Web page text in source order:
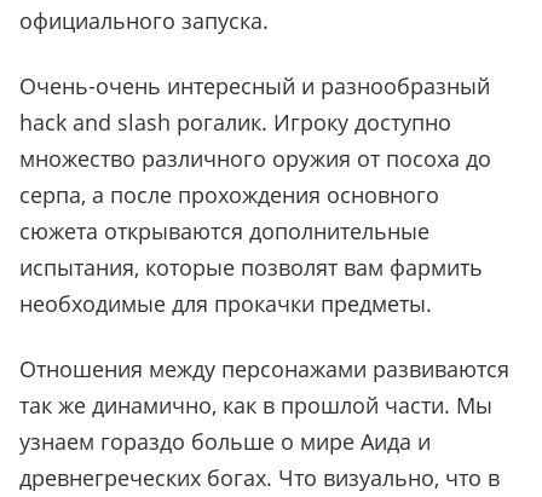
официального запуска.
Очень-очень интересный и разнообразный
hack and slash рогалик. Игроку доступно
множество различного оружия от посоха до
серпа, а после прохождения основного
сюжета открываются дополнительные
испытания, которые позволят вам фармить
необходимые для прокачки предметы.
Отношения между персонажами развиваются
так же динамично, как в прошлой части. Мы
узнаем гораздо больше о мире Аида и
древнегреческих богах. Что визуально, что в